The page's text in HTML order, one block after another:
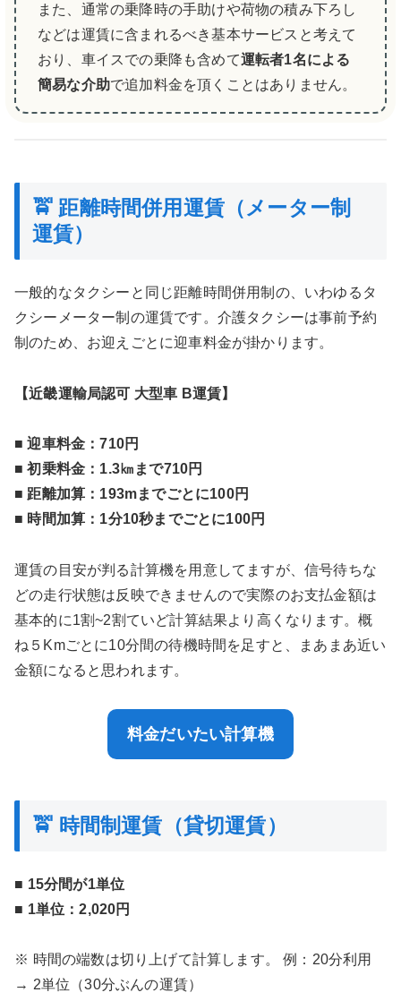
また、通常の乗降時の手助けや荷物の積み下ろし
などは運賃に含まれるべき基本サービスと考えて
おり、車イスでの乗降も含めて運転者1名による
簡易な介助で追加料金を頂くことはありません。
🚖 距離時間併用運賃（メーター制
運賃）
一般的なタクシーと同じ距離時間併用制の、いわゆるタ
クシーメーター制の運賃です。介護タクシーは事前予約
制のため、お迎えごとに迎車料金が掛かります。
【近畿運輸局認可 大型車 B運賃】
■ 迎車料金：710円
■ 初乗料金：1.3㎞まで710円
■ 距離加算：193mまでごとに100円
■ 時間加算：1分10秒までごとに100円
運賃の目安が判る計算機を用意してますが、信号待ちな
どの走行状態は反映できませんので実際のお支払金額は
基本的に1割~2割ていど計算結果より高くなります。概
ね５Kmごとに10分間の待機時間を足すと、まあまあ近い
金額になると思われます。
料金だいたい計算機
🚖 時間制運賃（貸切運賃）
■ 15分間が1単位
■ 1単位：2,020円
※ 時間の端数は切り上げて計算します。 例：20分利用
→ 2単位（30分ぶんの運賃）